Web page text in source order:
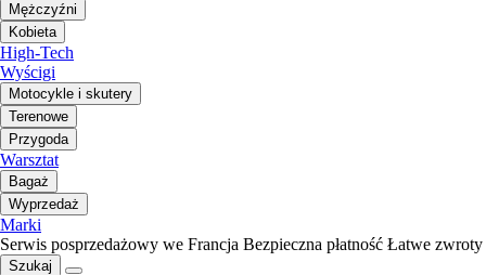
Mężczyźni
Kobieta
High-Tech
Wyścigi
Motocykle i skutery
Terenowe
Przygoda
Warsztat
Bagaż
Wyprzedaż
Marki
Serwis posprzedażowy we Francja Bezpieczna płatność Łatwe zwroty
Szukaj